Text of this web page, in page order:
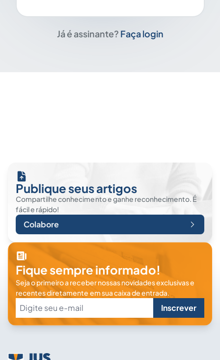
Já é assinante? Faça login
Publique seus artigos
Compartilhe conhecimento e ganhe reconhecimento. É
fácil e rápido!
Colabore
Fique sempre informado!
Seja o primeiro a receber nossas novidades exclusivas e
recentes diretamente em sua caixa de entrada.
Inscrever